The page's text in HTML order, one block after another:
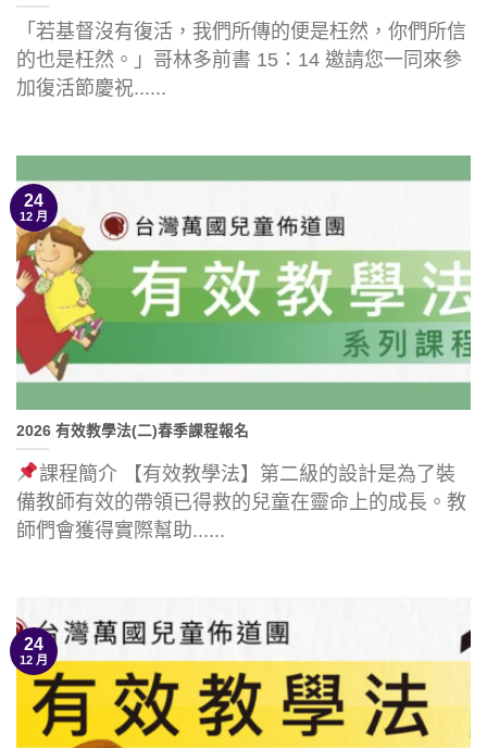
「若基督沒有復活，我們所傳的便是枉然，你們所信
的也是枉然。」哥林多前書 15：14 邀請您一同來參
加復活節慶祝......
2026 有效教學法(二)春季課程報名
課程簡介 【有效教學法】第二級的設計是為了裝
備教師有效的帶領已得救的兒童在靈命上的成長。教
師們會獲得實際幫助......
24
12 月
24
12 月